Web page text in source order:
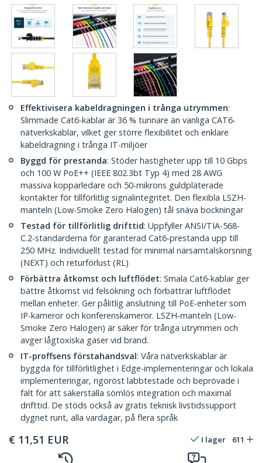
Effektivisera kabeldragningen i trånga utrymmen:
Slimmade Cat6-kablar är 36 % tunnare än vanliga CAT6-
nätverkskablar, vilket ger större flexibilitet och enklare
kabeldragning i trånga IT-miljöer
Byggd för prestanda: Stöder hastigheter upp till 10 Gbps
och 100 W PoE++ (IEEE 802.3bt Typ 4) med 28 AWG
massiva kopparledare och 50-mikrons guldpläterade
kontakter för tillförlitlig signalintegritet. Den flexibla LSZH-
manteln (Low-Smoke Zero Halogen) tål snäva bockningar
Testad för tillförlitlig drifttid: Uppfyller ANSI/TIA-568-
C.2-standarderna för garanterad Cat6-prestanda upp till
250 MHz. Individuellt testad för minimal närsamtalskorsning
(NEXT) och returförlust (RL)
Förbättra åtkomst och luftflödet: Smala Cat6-kablar ger
bättre åtkomst vid felsökning och förbättrar luftflödet
mellan enheter. Ger pålitlig anslutning till PoE-enheter som
IP-kameror och konferenskameror. LSZH-manteln (Low-
Smoke Zero Halogen) är säker för trånga utrymmen och
avger lågtoxiska gaser vid brand.
IT-proffsens förstahandsval: Våra nätverkskablar är
byggda för tillförlitlighet i Edge-implementeringar och lokala
implementeringar, rigoröst labbtestade och beprövade i
fält för att säkerställa sömlös integration och maximal
drifttid. De stöds också av gratis teknisk livstidssupport
dygnet runt, alla vardagar, på flera språk
€ 11,51 EUR I lager 611